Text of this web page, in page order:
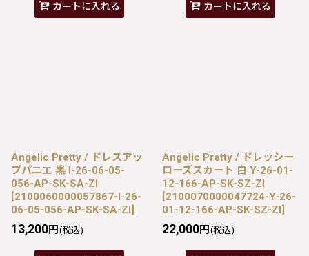
カートに入れる カートに入れる
Angelic Pretty / ドレスアッ
プパニエ 黒 I-26-06-05-
056-AP-SK-SA-ZI
[2100060000057867-I-26-
06-05-056-AP-SK-SA-ZI]
13,200円 (税込)
Angelic Pretty / ドレッシー
ローズスカート 白 Y-26-01-
12-166-AP-SK-SZ-ZI
[2100070000047724-Y-26-
01-12-166-AP-SK-SZ-ZI]
22,000円 (税込)